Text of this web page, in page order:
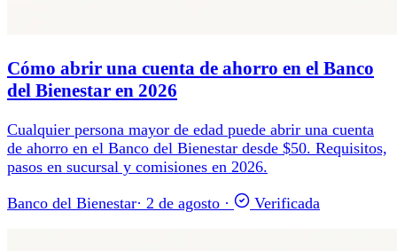
Cómo abrir una cuenta de ahorro en el Banco
del Bienestar en 2026
Cualquier persona mayor de edad puede abrir una cuenta
de ahorro en el Banco del Bienestar desde $50. Requisitos,
pasos en sucursal y comisiones en 2026.
Banco del Bienestar· 2 de agosto · Verificada